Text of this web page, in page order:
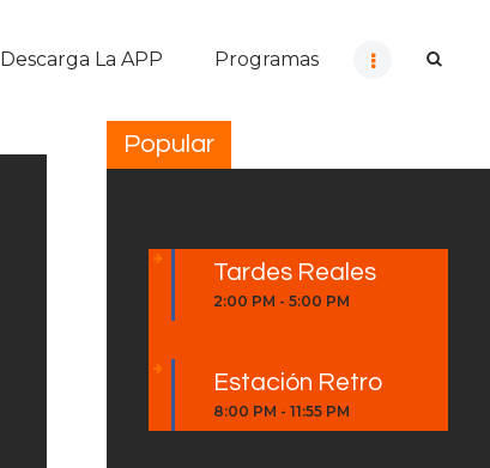
Descarga La APP Programas
Popular
Tardes Reales
2:00 PM -5:00 PM
Estación Retro
8:00 PM -11:55 PM